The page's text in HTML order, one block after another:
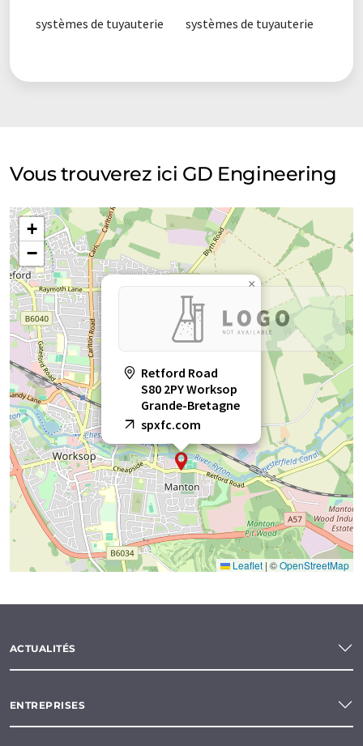
systèmes de tuyauterie systèmes de tuyauterie
Vous trouverez ici GD Engineering
Retford Road
S80 2PY Worksop
Grande-Bretagne
spxfc.com
×
+
−
Leaflet | ©OpenStreetMap
ACTUALITÉS
ENTREPRISES